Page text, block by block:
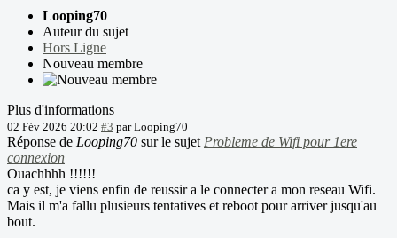
Looping70
Auteur du sujet
Hors Ligne
Nouveau membre
Plus d'informations
02 Fév 2026 20:02 #3 parLooping70
Réponse de Looping70 sur le sujet Probleme de Wifi pour 1ere
connexion
Ouachhhh !!!!!!
ca y est, je viens enfin de reussir a le connecter a mon reseau Wifi.
Mais il m'a fallu plusieurs tentatives et reboot pour arriver jusqu'au
bout.